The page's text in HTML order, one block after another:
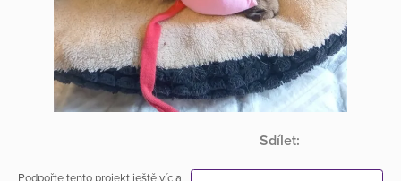
Sdílet:
Podpořte tento projekt ještě víc a